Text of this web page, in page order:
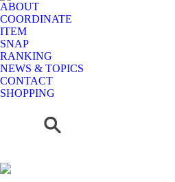
ABOUT
COORDINATE
ITEM
SNAP
RANKING
NEWS & TOPICS
CONTACT
SHOPPING